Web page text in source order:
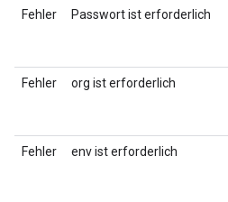
Fehler Passwort ist erforderlich
Fehler org ist erforderlich
Fehler env ist erforderlich